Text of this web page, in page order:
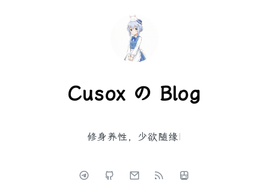
Cusox の Blog
修身养性，少欲随缘|